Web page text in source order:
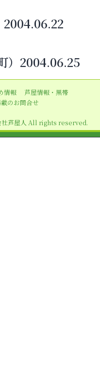
2004.06.22
）2004.06.25
情報
芦屋情報・黒帯
のお問合せ
芦屋人 All rights reserved.